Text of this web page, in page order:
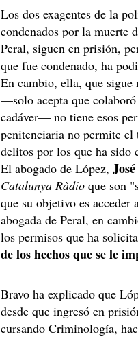
Los dos exagentes de la
condenados por la muerte
Peral, siguen en prisión,
que fue condenado, ha
En cambio, ella, que sigue
—solo acepta que colaboró
cadáver— no tiene esos
penitenciaria no permite el
delitos por los que ha sido
El abogado de López,José
Catalunya Ràdio que son
que su objetivo es acceder
abogada de Peral, en
los permisos que ha
de los hechos que se le
Bravo ha explicado que
desde que ingresó en
cursando Criminología,